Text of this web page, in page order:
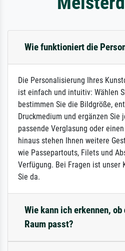
Wie funktioniert die
Die Personalisierung Ihres
ist einfach und intuitiv: Wählen
bestimmen Sie die Bildgröße,
Druckmedium und ergänzen Sie
passende Verglasung oder
hinaus stehen Ihnen weitere
wie Passepartouts, Filets und
Verfügung. Bei Fragen ist unser
Sie da.
Wie kann ich erkennen,
Raum passt?